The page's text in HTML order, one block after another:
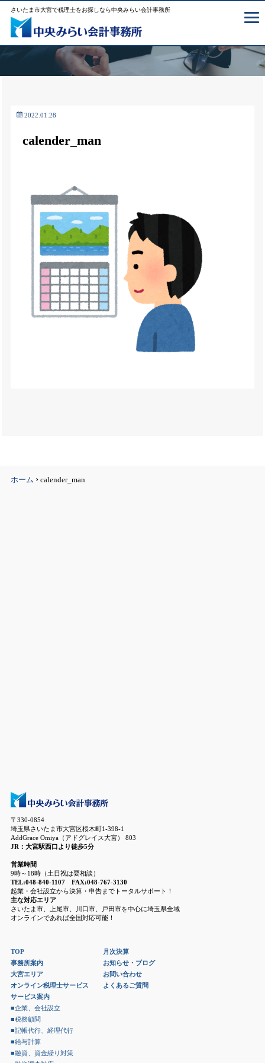
さいたま市大宮で税理士をお探しなら中央みらい会計事務所
2022.01.28
calender_man
ホーム ›calender_man
〒330-0854
埼玉県さいたま市大宮区桜木町1-398-1
AddGrace Omiya（アドグレイス大宮） 803
JR：大宮駅西口より徒歩5分
営業時間
9時～18時（土日祝は要相談）
TEL:048-840-1107 FAX:048-767-3130
起業・会社設立から決算・申告までトータルサポート！
主な対応エリア
さいたま市、上尾市、川口市、戸田市を中心に埼玉県全域
オンラインであれば全国対応可能！
TOP
事務所案内
大宮エリア
オンライン税理士サービス
サービス案内
■企業、会社設立
■税務顧問
■記帳代行、経理代行
■給与計算
■融資、資金繰り対策
月次決算
お知らせ・ブログ
お問い合わせ
よくあるご質問